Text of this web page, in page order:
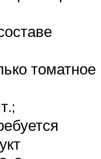
томатное